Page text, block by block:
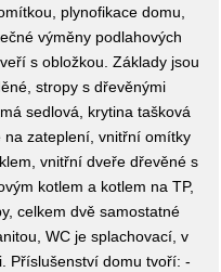
plynofikace domu,
výměny podlahových
s obložkou. Základy jsou
stropy s dřevěnými
sedlová, krytina tašková
na zateplení, vnitřní omítky
vnitřní dveře dřevěné s
kotlem a kotlem na TP,
celkem dvě samostatné
WC je splachovací, v
Příslušenství domu tvoří: -